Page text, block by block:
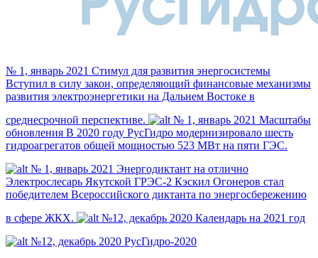
№ 1, январь 2021 Стимул для развития энергосистемы
Вступил в силу закон, определяющий финансовые механизмы
развития электро­энергетики на Дальнем Востоке в
среднесрочной перспективе.
№ 1, январь 2021 Масштабы
обновления В 2020 году РусГидро модернизировало шесть
гидроагрегатов общей мощностью 523 МВт на пяти ГЭС.
№ 1, январь 2021 Энергодиктант на отлично
Электрослесарь Якутской ГРЭС-2 Кэскил Огонеров стал
победителем Всероссийского диктанта по энергосбережению
в сфере ЖКХ.
№12, декабрь 2020 Календарь на 2021 год
№12, декабрь 2020 РусГидро-2020